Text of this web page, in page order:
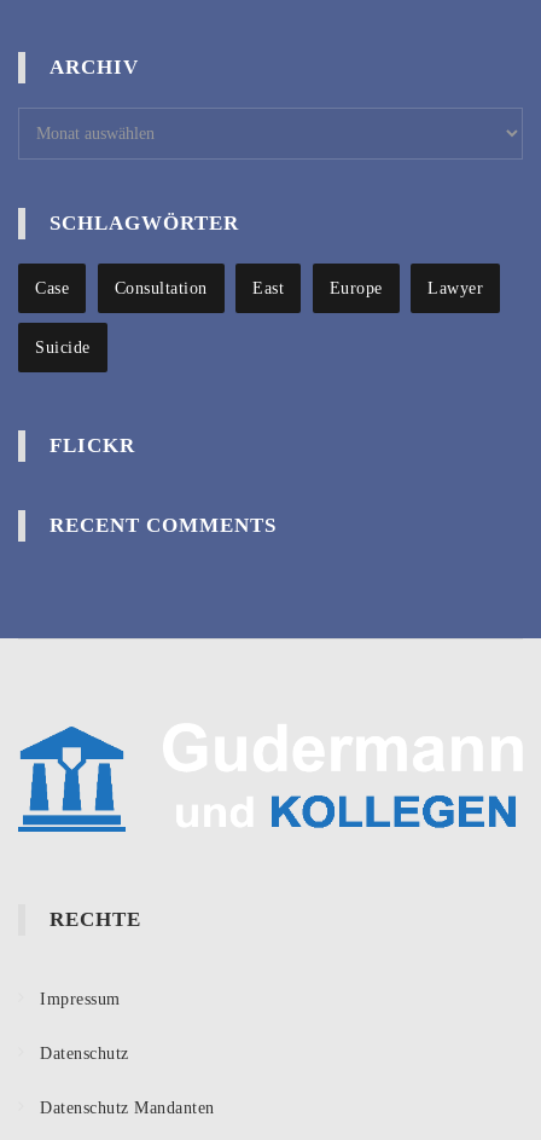
ARCHIV
SCHLAGWÖRTER
Case Consultation East Europe Lawyer
Suicide
FLICKR
RECENT COMMENTS
RECHTE
Impressum
Datenschutz
Datenschutz Mandanten